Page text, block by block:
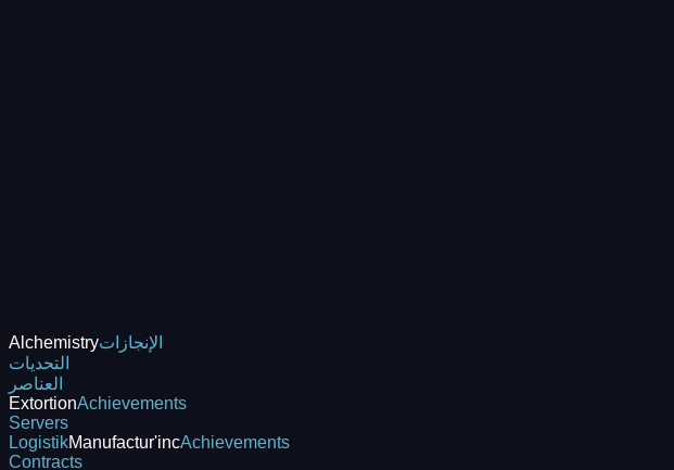
Alchemistryالإنجازات
التحديات
العناصر
ExtortionAchievements
Servers
LogistikManufactur'incAchievements
Contracts